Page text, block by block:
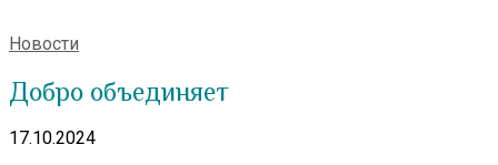
Новости
Добро объединяет
17.10.2024